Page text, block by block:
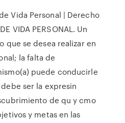
Vida Personal | Derecho
VIDA PERSONAL. Un
que se desea realizar en
la falta de
puede conducirle
ser la expresin
de qu y cmo
y metas en las